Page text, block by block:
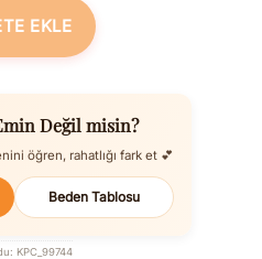
EKLE
Değil misin?
öğren, rahatlığı fark et 💕
Beden Tablosu
KPC_99744